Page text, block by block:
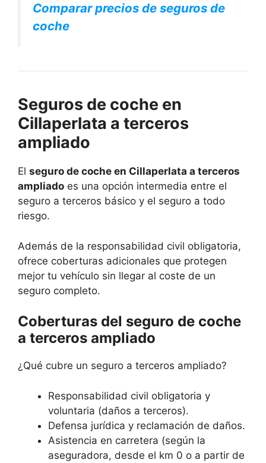
Comparar precios de seguros de
coche
Seguros de coche en
Cillaperlata a terceros
ampliado
El seguro de coche en Cillaperlata a terceros
ampliado es una opción intermedia entre el
seguro a terceros básico y el seguro a todo
riesgo.
Además de la responsabilidad civil obligatoria,
ofrece coberturas adicionales que protegen
mejor tu vehículo sin llegar al coste de un
seguro completo.
Coberturas del seguro de coche
a terceros ampliado
¿Qué cubre un seguro a terceros ampliado?
Responsabilidad civil obligatoria y
voluntaria (daños a terceros).
Defensa jurídica y reclamación de daños.
Asistencia en carretera (según la
aseguradora, desde el km 0 o a partir de